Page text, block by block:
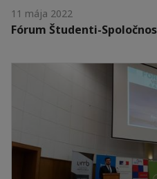
11 mája 2022
Fórum Študenti-